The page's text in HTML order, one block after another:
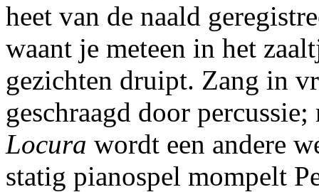
heet van de naald
waant je meteen in het
gezichten druipt. Zang in
geschraagd door
Locura wordt een andere
statig pianospel mompelt